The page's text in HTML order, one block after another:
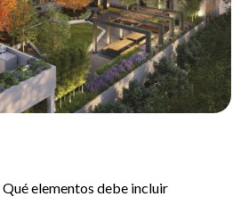
elementos debe incluir